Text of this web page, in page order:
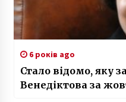
6 років ago
Стало відомо, яку
Венедіктова за